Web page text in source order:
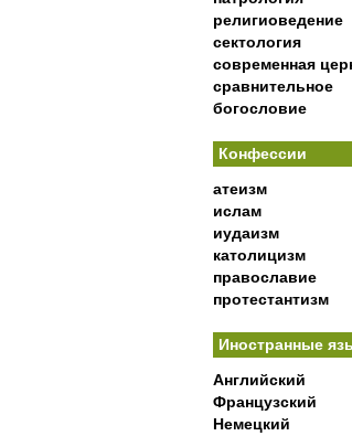
религиоведение
сектология
современная
сравнительное
богословие
Конфессии
атеизм
ислам
иудаизм
католицизм
православие
протестантизм
Иностранные
Английский
Французский
Немецкий